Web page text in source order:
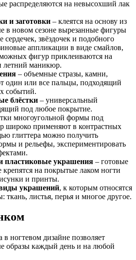
распределяются на невысохший лак
и заготовки – клеятся на основу из
в новом сезоне вырезанные фигуры
сердечек, звёздочек и подобного
аппликации в виде смайлов,
фигур приклеиваются на
летний маникюр.
– объемные стразы, камни,
один или все пальцы, подходящий
событий.
блёстки – универсальный
под любое покрытие.
многоугольной формы под
широко применяют в контрастных
глиттера можно получить
и рельефы, экспериментировать
пластиковые украшения – готовые
на покрытые лаком ногти
и принты.
украшений, к которым относятся
ткань, листья, перья и многое другое.
ногтевом дизайне позволяет
образы каждый день и на любой